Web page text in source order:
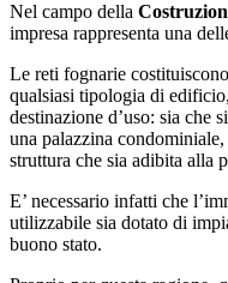
Nel campo della
impresa rappresenta una
Le reti fognarie
qualsiasi tipologia di
destinazione d’uso: sia che
una palazzina
struttura che sia adibita alla
E’ necessario infatti che
utilizzabile sia dotato di
buono stato.